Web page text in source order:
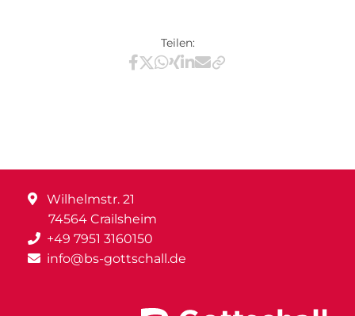
Teilen:
Teilen via Facebook
Teilen via X / Twitter
Teilen via WhatsApp
Teilen via Xing
Teilen via LinkedIn
Teilen via E-Mail
Wilhelmstr. 21
74564 Crailsheim
+49 7951 3160150
info@bs-gottschall.de